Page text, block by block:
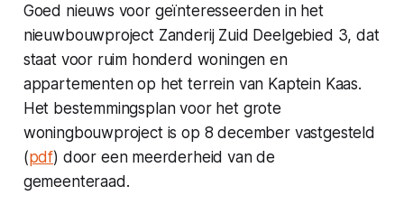
Goed nieuws voor geïnteresseerden in het
nieuwbouwproject Zanderij Zuid Deelgebied 3, dat
staat voor ruim honderd woningen en
appartementen op het terrein van Kaptein Kaas.
Het bestemmingsplan voor het grote
woningbouwproject is op 8 december vastgesteld
(pdf) door een meerderheid van de
gemeenteraad.